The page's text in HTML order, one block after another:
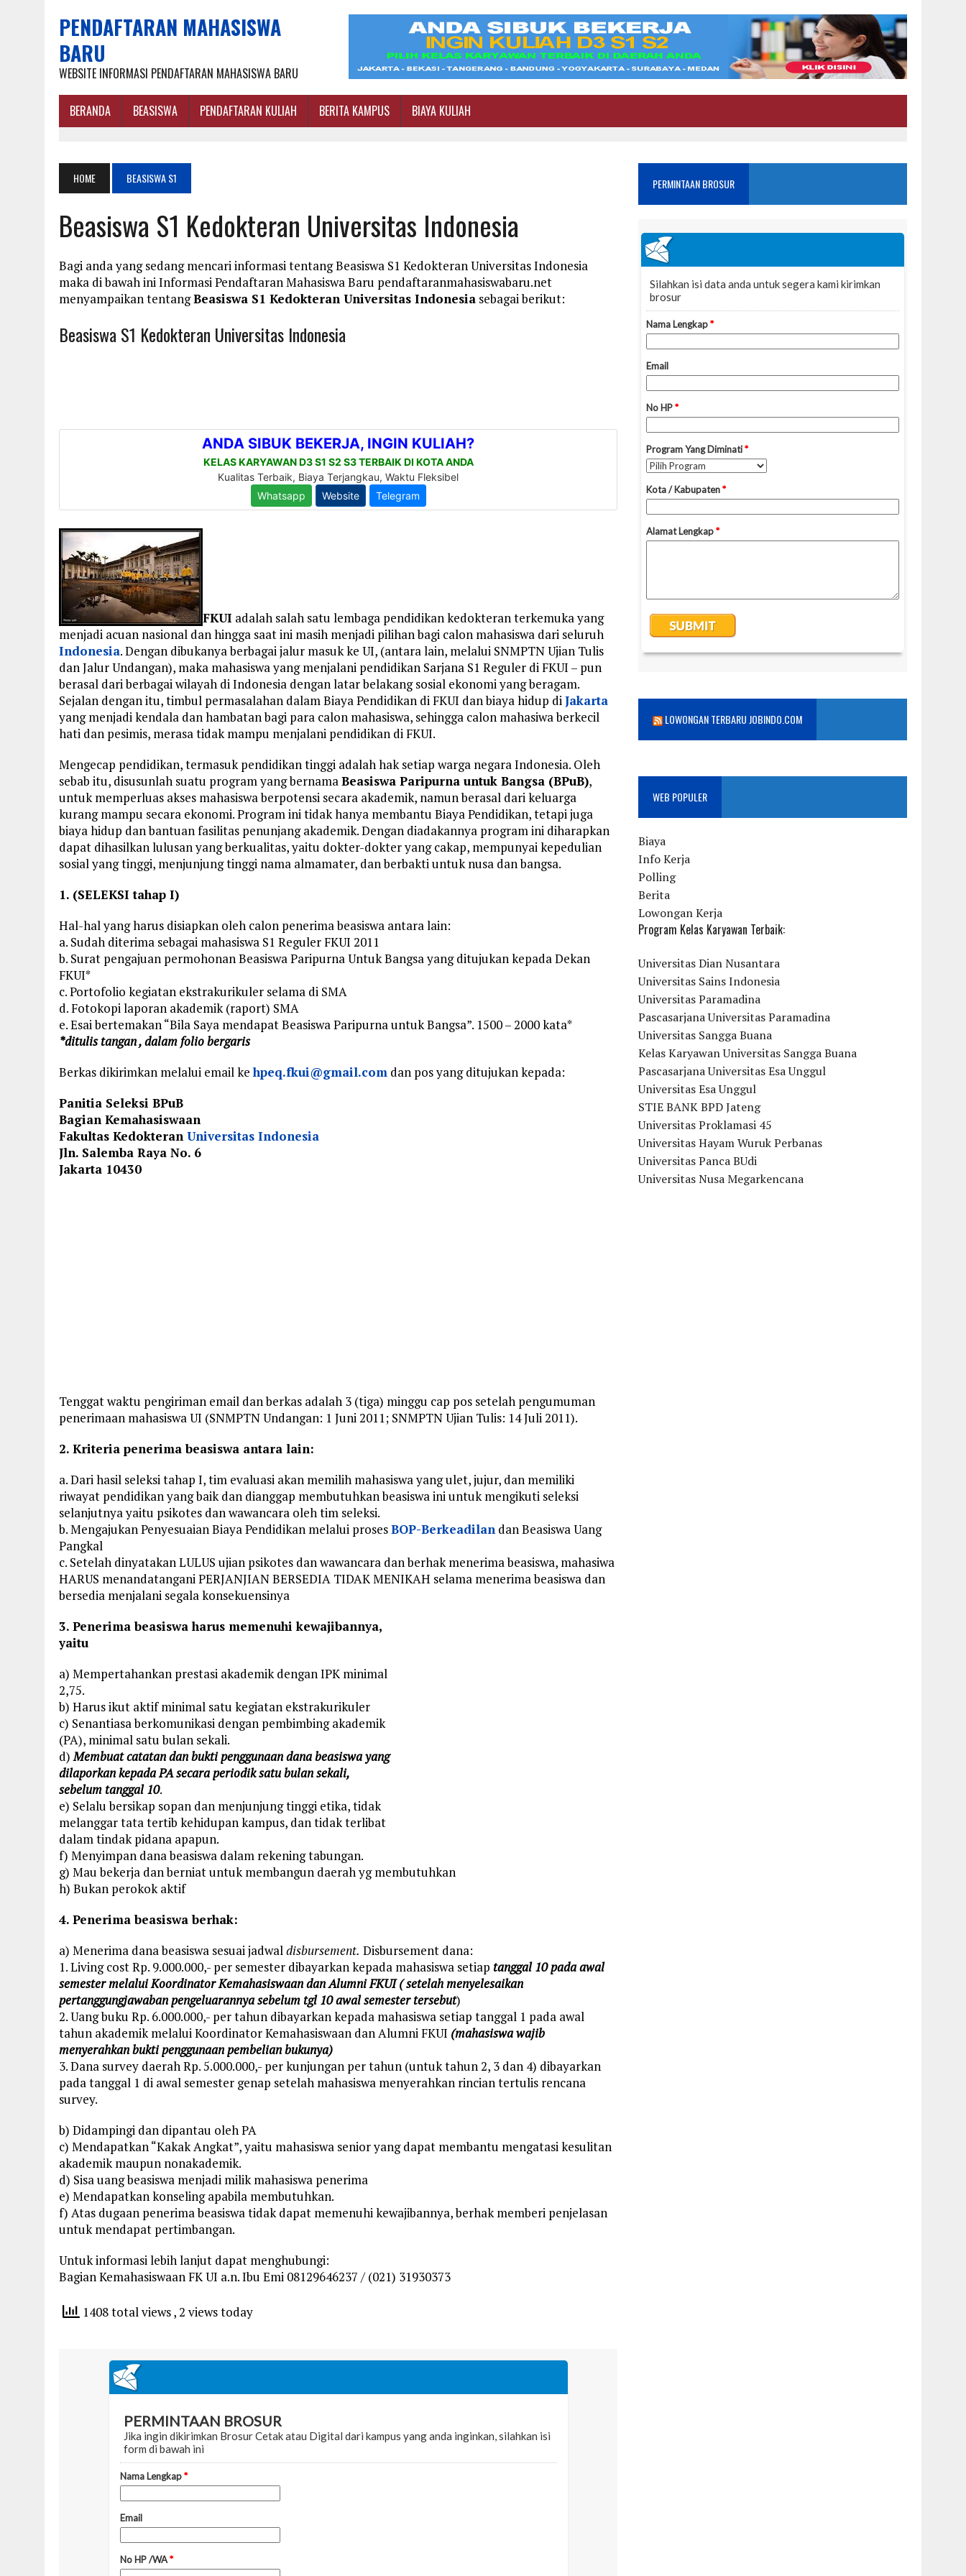
PENDAFTARAN MAHASISWA
BARU
WEBSITE INFORMASI PENDAFTARAN MAHASISWA BARU
BERANDA BEASISWA PENDAFTARAN KULIAH BERITA KAMPUS BIAYA KULIAH
HOME BEASISWA S1
Beasiswa S1 Kedokteran Universitas Indonesia
Bagi anda yang sedang mencari informasi tentang Beasiswa S1 Kedokteran Universitas Indonesia
maka di bawah ini Informasi Pendaftaran Mahasiswa Baru pendaftaranmahasiswabaru.net
menyampaikan tentangBeasiswa S1 Kedokteran Universitas Indonesia sebagai berikut:
Beasiswa S1 Kedokteran Universitas Indonesia
FKUI adalah salah satu lembaga pendidikan kedokteran terkemuka yang
menjadi acuan nasional dan hingga saat ini masih menjadi pilihan bagi calon mahasiswa dari seluruh
Indonesia. Dengan dibukanya berbagai jalur masuk ke UI, (antara lain, melalui SNMPTN Ujian Tulis
dan Jalur Undangan), maka mahasiswa yang menjalani pendidikan Sarjana S1 Reguler di FKUI – pun
berasal dari berbagai wilayah di Indonesia dengan latar belakang sosial ekonomi yang beragam.
Sejalan dengan itu, timbul permasalahan dalam Biaya Pendidikan di FKUI dan biaya hidup diJakarta
yang menjadi kendala dan hambatan bagi para calon mahasiswa, sehingga calon mahasiwa berkecil
hati dan pesimis, merasa tidak mampu menjalani pendidikan di FKUI.
Mengecap pendidikan, termasuk pendidikan tinggi adalah hak setiap warga negara Indonesia. Oleh
sebab itu, disusunlah suatu program yang bernamaBeasiswa Paripurna untuk Bangsa (BPuB),
untuk memperluas akses mahasiswa berpotensi secara akademik, namun berasal dari keluarga
kurang mampu secara ekonomi. Program ini tidak hanya membantu Biaya Pendidikan, tetapi juga
biaya hidup dan bantuan fasilitas penunjang akademik. Dengan diadakannya program ini diharapkan
dapat dihasilkan lulusan yang berkualitas, yaitu dokter-dokter yang cakap, mempunyai kepedulian
sosial yang tinggi, menjunjung tinggi nama almamater, dan berbakti untuk nusa dan bangsa.
1. (SELEKSI tahap I)
Hal-hal yang harus disiapkan oleh calon penerima beasiswa antara lain:
a. Sudah diterima sebagai mahasiswa S1 Reguler FKUI 2011
b. Surat pengajuan permohonan Beasiswa Paripurna Untuk Bangsa yang ditujukan kepada Dekan
FKUI*
c. Portofolio kegiatan ekstrakurikuler selama di SMA
d. Fotokopi laporan akademik (raport) SMA
e. Esai bertemakan “Bila Saya mendapat Beasiswa Paripurna untuk Bangsa”. 1500 – 2000 kata*
*ditulis tangan , dalam folio bergaris
Berkas dikirimkan melalui email kehpeq.fkui@gmail.com dan pos yang ditujukan kepada:
Panitia Seleksi BPuB
Bagian Kemahasiswaan
Fakultas Kedokteran Universitas Indonesia
Jln. Salemba Raya No. 6
Jakarta 10430
Tenggat waktu pengiriman email dan berkas adalah 3 (tiga) minggu cap pos setelah pengumuman
penerimaan mahasiswa UI (SNMPTN Undangan: 1 Juni 2011; SNMPTN Ujian Tulis: 14 Juli 2011).
2. Kriteria penerima beasiswa antara lain:
a. Dari hasil seleksi tahap I, tim evaluasi akan memilih mahasiswa yang ulet, jujur, dan memiliki
riwayat pendidikan yang baik dan dianggap membutuhkan beasiswa ini untuk mengikuti seleksi
selanjutnya yaitu psikotes dan wawancara oleh tim seleksi.
b. Mengajukan Penyesuaian Biaya Pendidikan melalui prosesBOP-Berkeadilan dan Beasiswa Uang
Pangkal
c. Setelah dinyatakan LULUS ujian psikotes dan wawancara dan berhak menerima beasiswa, mahasiwa
HARUS menandatangani PERJANJIAN BERSEDIA TIDAK MENIKAH selama menerima beasiswa dan
bersedia menjalani segala konsekuensinya
3. Penerima beasiswa harus memenuhi kewajibannya,
yaitu
a) Mempertahankan prestasi akademik dengan IPK minimal
2,75.
b) Harus ikut aktif minimal satu kegiatan ekstrakurikuler
c) Senantiasa berkomunikasi dengan pembimbing akademik
(PA), minimal satu bulan sekali.
d)Membuat catatan dan bukti penggunaan dana beasiswa yang
dilaporkan kepada PA secara periodik satu bulan sekali,
sebelum tanggal 10.
e) Selalu bersikap sopan dan menjunjung tinggi etika, tidak
melanggar tata tertib kehidupan kampus, dan tidak terlibat
dalam tindak pidana apapun.
f) Menyimpan dana beasiswa dalam rekening tabungan.
g) Mau bekerja dan berniat untuk membangun daerah yg membutuhkan
h) Bukan perokok aktif
4. Penerima beasiswa berhak:
a) Menerima dana beasiswa sesuai jadwaldisbursement. Disbursement dana:
1. Living cost Rp. 9.000.000,- per semester dibayarkan kepada mahasiswa setiap tanggal 10 pada awal
semester melalui Koordinator Kemahasiswaan dan Alumni FKUI ( setelah menyelesaikan
pertanggungjawaban pengeluarannya sebelum tgl 10 awal semester tersebut)
2. Uang buku Rp. 6.000.000,- per tahun dibayarkan kepada mahasiswa setiap tanggal 1 pada awal
tahun akademik melalui Koordinator Kemahasiswaan dan Alumni FKUI (mahasiswa wajib
menyerahkan bukti penggunaan pembelian bukunya)
3. Dana survey daerah Rp. 5.000.000,- per kunjungan per tahun (untuk tahun 2, 3 dan 4) dibayarkan
pada tanggal 1 di awal semester genap setelah mahasiswa menyerahkan rincian tertulis rencana
survey.
b) Didampingi dan dipantau oleh PA
c) Mendapatkan “Kakak Angkat”, yaitu mahasiswa senior yang dapat membantu mengatasi kesulitan
akademik maupun nonakademik.
d) Sisa uang beasiswa menjadi milik mahasiswa penerima
e) Mendapatkan konseling apabila membutuhkan.
f) Atas dugaan penerima beasiswa tidak dapat memenuhi kewajibannya, berhak memberi penjelasan
untuk mendapat pertimbangan.
Untuk informasi lebih lanjut dapat menghubungi:
Bagian Kemahasiswaan FK UI a.n. Ibu Emi 08129646237 / (021) 31930373
1408 total views, 2 views today
PERMINTAAN BROSUR
LOWONGAN TERBARU JOBINDO.COM
WEB POPULER
Biaya
Info Kerja
Polling
Berita
Lowongan Kerja
Program Kelas Karyawan Terbaik:
Universitas Dian Nusantara
Universitas Sains Indonesia
Universitas Paramadina
Pascasarjana Universitas Paramadina
Universitas Sangga Buana
Kelas Karyawan Universitas Sangga Buana
Pascasarjana Universitas Esa Unggul
Universitas Esa Unggul
STIE BANK BPD Jateng
Universitas Proklamasi 45
Universitas Hayam Wuruk Perbanas
Universitas Panca BUdi
Universitas Nusa Megarkencana